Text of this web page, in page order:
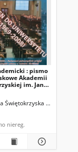
(Kielce) Biskup,
: pismo
Akademii
im. Jana
2008, R. XV, nr 1
2008
Świętokrzyska im. Jana
czasopismo niereg.